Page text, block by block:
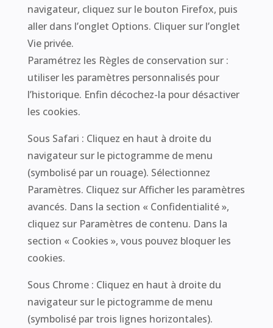
navigateur, cliquez sur le bouton Firefox, puis
aller dans l’onglet Options. Cliquer sur l’onglet
Vie privée.
Paramétrez les Règles de conservation sur :
utiliser les paramètres personnalisés pour
l’historique. Enfin décochez-la pour désactiver
les cookies.
Sous Safari : Cliquez en haut à droite du
navigateur sur le pictogramme de menu
(symbolisé par un rouage). Sélectionnez
Paramètres. Cliquez sur Afficher les paramètres
avancés. Dans la section « Confidentialité »,
cliquez sur Paramètres de contenu. Dans la
section « Cookies », vous pouvez bloquer les
cookies.
Sous Chrome : Cliquez en haut à droite du
navigateur sur le pictogramme de menu
(symbolisé par trois lignes horizontales).